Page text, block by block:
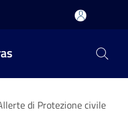
di Protezione civile